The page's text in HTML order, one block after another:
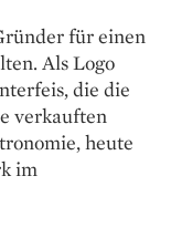
für einen
Als Logo
die die
verkauften
heute
im